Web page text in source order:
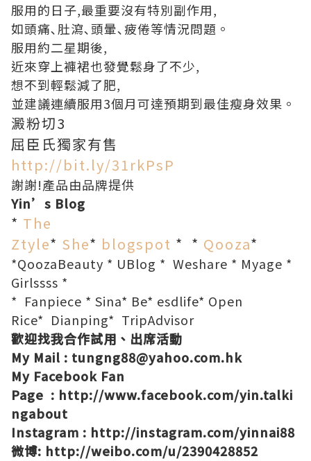
服用的日子,最重要沒有特別副作用,
如頭痛､肚瀉､頭暈､疲倦等情況問題。
服用約二星期後,
近來穿上褲裙也發覺鬆身了不少,
想不到輕鬆減了肥,
並建議連續服用3個月可達預期到最佳瘦身效果。
澱粉切3
屈臣氏獨家有售
http://bit.ly/31rkPsP
謝謝!產品由品牌提供
Yin’s Blog
* The
Ztyle* She* blogspot * * Qooza*
*QoozaBeauty * UBlog * Weshare * Myage *
Girlssss *
* Fanpiece * Sina* Be* esdlife* Open
Rice* Dianping* TripAdvisor
歡迎找我合作試用、出席活動
My Mail : tungng88@yahoo.com.hk
My Facebook Fan
Page : http://www.facebook.com/yin.talki
ngabout
Instagram : http://instagram.com/yinnai88
微博: http://weibo.com/u/2390428852